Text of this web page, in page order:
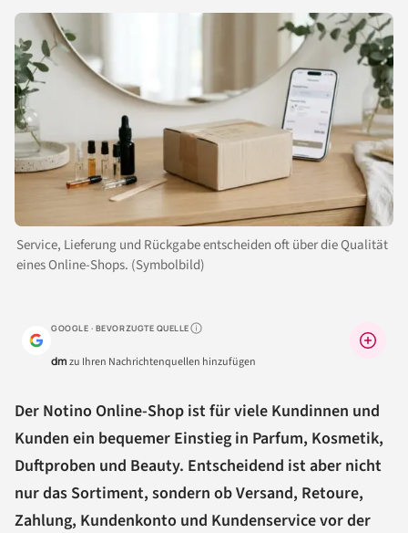
Service, Lieferung und Rückgabe entscheiden oft über die Qualität
eines Online-Shops. (Symbolbild)
GOOGLE · BEVORZUGTE QUELLEWarum lohnt sich das?
dmzu Ihren Nachrichtenquellen hinzufügen
Der Notino Online-Shop ist für viele Kundinnen und
Kunden ein bequemer Einstieg in Parfum, Kosmetik,
Duftproben und Beauty. Entscheidend ist aber nicht
nur das Sortiment, sondern ob Versand, Retoure,
Zahlung, Kundenkonto und Kundenservice vor der